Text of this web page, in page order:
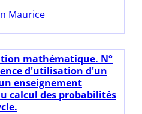
Maurice
mathématique. N°
d'utilisation d'un
enseignement
calcul des probabilités